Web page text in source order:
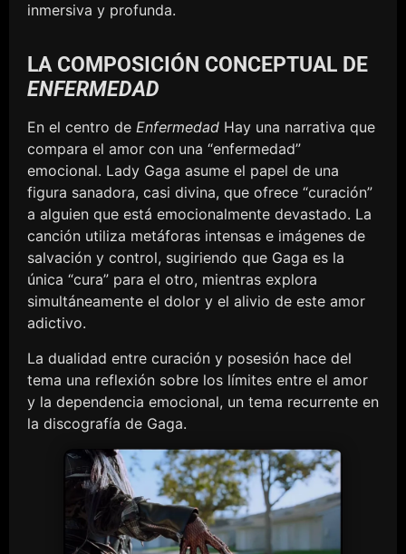
inmersiva y profunda.
LA COMPOSICIÓN CONCEPTUAL DE
ENFERMEDAD
En el centro de Enfermedad Hay una narrativa que
compara el amor con una “enfermedad”
emocional. Lady Gaga asume el papel de una
figura sanadora, casi divina, que ofrece “curación”
a alguien que está emocionalmente devastado. La
canción utiliza metáforas intensas e imágenes de
salvación y control, sugiriendo que Gaga es la
única “cura” para el otro, mientras explora
simultáneamente el dolor y el alivio de este amor
adictivo.
La dualidad entre curación y posesión hace del
tema una reflexión sobre los límites entre el amor
y la dependencia emocional, un tema recurrente en
la discografía de Gaga.